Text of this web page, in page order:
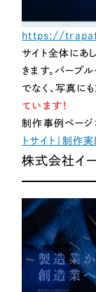
ブラン
求人・
ECサ
ポータ
LP（
キャン
その他
お客様インタビ
https://
サイト全体にあ
きます。パープ
でなく、写真に
ています！
制作事例ページ
トサイト｜制作
株式会社イ